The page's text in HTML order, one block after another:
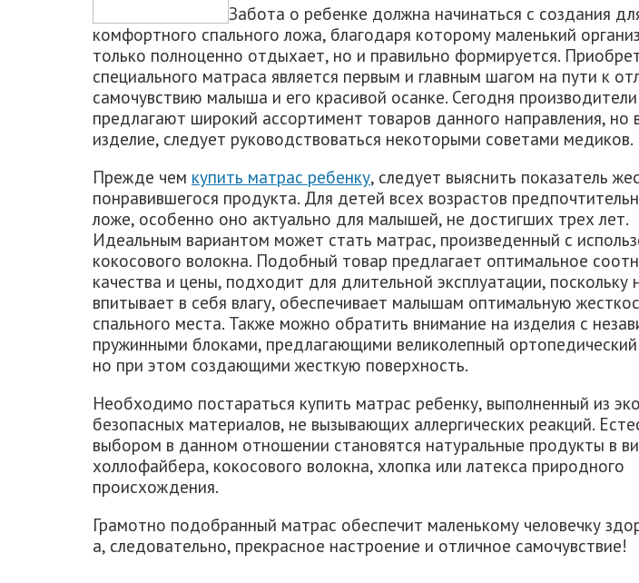
Забота о ребенке должна начинаться с создания
комфортного спального ложа, благодаря которому маленький
только полноценно отдыхает, но и правильно формируется.
специального матраса является первым и главным шагом на пути к
самочувствию малыша и его красивой осанке. Сегодня производители
предлагают широкий ассортимент товаров данного направления, но
изделие, следует руководствоваться некоторыми советами медиков.
Прежде чем купить матрас ребенку, следует выяснить показатель
понравившегося продукта. Для детей всех возрастов
ложе, особенно оно актуально для малышей, не достигших трех лет.
Идеальным вариантом может стать матрас, произведенный с
кокосового волокна. Подобный товар предлагает оптимальное
качества и цены, подходит для длительной эксплуатации, поскольку
впитывает в себя влагу, обеспечивает малышам оптимальную
спального места. Также можно обратить внимание на изделия с
пружинными блоками, предлагающими великолепный
но при этом создающими жесткую поверхность.
Необходимо постараться купить матрас ребенку, выполненный из
безопасных материалов, не вызывающих аллергических реакций.
выбором в данном отношении становятся натуральные продукты в
холлофайбера, кокосового волокна, хлопка или латекса природного
происхождения.
Грамотно подобранный матрас обеспечит маленькому человечку
а, следовательно, прекрасное настроение и отличное самочувствие!